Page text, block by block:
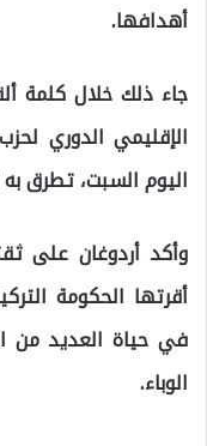
أهدافها.
جاء ذلك خلال كلمة
الإقليمي الدوري
اليوم السبت، تطرق
وأكد أردوغان على
أقرتها الحكومة
في حياة العديد من
الوباء.